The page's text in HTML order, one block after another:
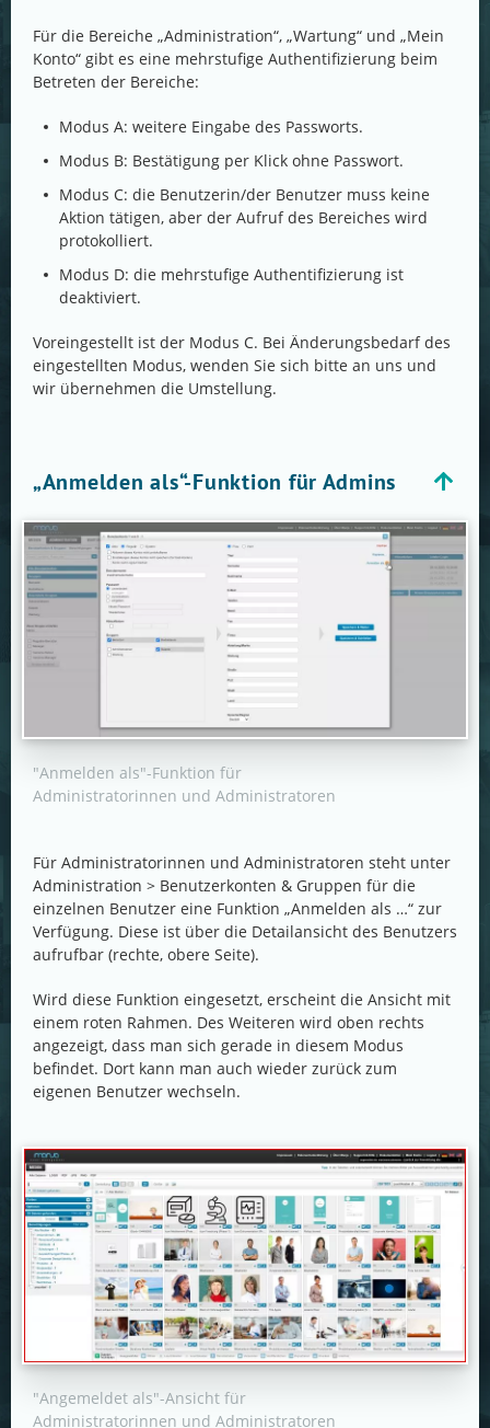
Für die Bereiche „Administration“, „Wartung“ und „Mein
Konto“ gibt es eine mehrstufige Authentifizierung beim
Betreten der Bereiche:
Modus A: weitere Eingabe des Passworts.
Modus B: Bestätigung per Klick ohne Passwort.
Modus C: die Benutzerin/der Benutzer muss keine
Aktion tätigen, aber der Aufruf des Bereiches wird
protokolliert.
Modus D: die mehrstufige Authentifizierung ist
deaktiviert.
Voreingestellt ist der Modus C. Bei Änderungsbedarf des
eingestellten Modus, wenden Sie sich bitte an uns und
wir übernehmen die Umstellung.
„Anmelden als“-Funktion für Admins
"Anmelden als"-Funktion für
Administratorinnen und Administratoren
Für Administratorinnen und Administratoren steht unter
Administration > Benutzerkonten & Gruppen für die
einzelnen Benutzer eine Funktion „Anmelden als …“ zur
Verfügung. Diese ist über die Detailansicht des Benutzers
aufrufbar (rechte, obere Seite).
Wird diese Funktion eingesetzt, erscheint die Ansicht mit
einem roten Rahmen. Des Weiteren wird oben rechts
angezeigt, dass man sich gerade in diesem Modus
befindet. Dort kann man auch wieder zurück zum
eigenen Benutzer wechseln.
"Angemeldet als"-Ansicht für
Administratorinnen und Administratoren